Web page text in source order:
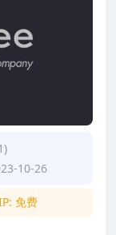
10-26
免费